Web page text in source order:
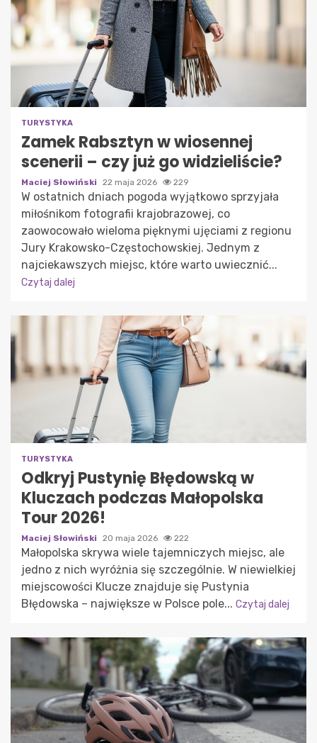
TURYSTYKA
Zamek Rabsztyn w wiosennej
scenerii – czy już go widzieliście?
Maciej Słowiński 22 maja 2026 229
W ostatnich dniach pogoda wyjątkowo sprzyjała
miłośnikom fotografii krajobrazowej, co
zaowocowało wieloma pięknymi ujęciami z regionu
Jury Krakowsko-Częstochowskiej. Jednym z
najciekawszych miejsc, które warto uwiecznić...
Czytaj dalej
TURYSTYKA
Odkryj Pustynię Błędowską w
Kluczach podczas Małopolska
Tour 2026!
Maciej Słowiński 20 maja 2026 222
Małopolska skrywa wiele tajemniczych miejsc, ale
jedno z nich wyróżnia się szczególnie. W niewielkiej
miejscowości Klucze znajduje się Pustynia
Błędowska – największe w Polsce pole... Czytaj dalej